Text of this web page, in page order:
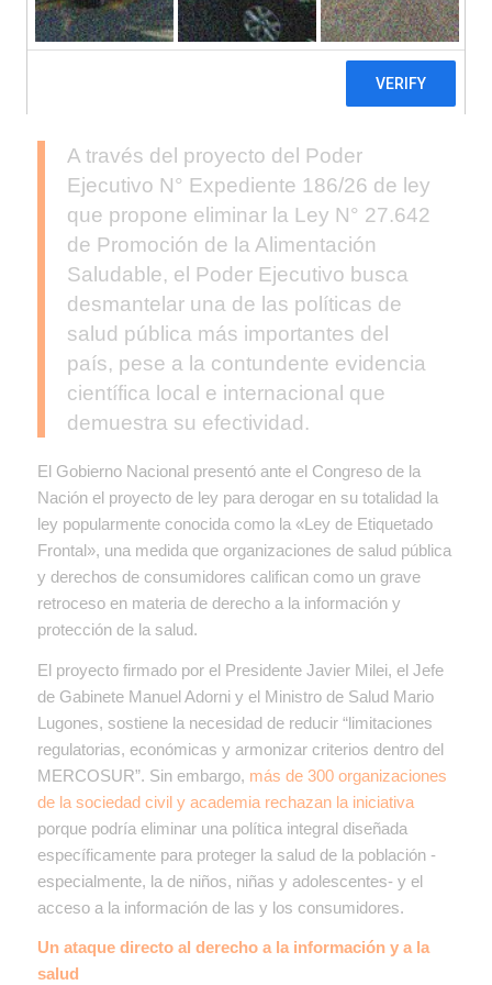
A través del proyecto del Poder
Ejecutivo N° Expediente 186/26 de ley
que propone eliminar la Ley N° 27.642
de Promoción de la Alimentación
Saludable, el Poder Ejecutivo busca
desmantelar una de las políticas de
salud pública más importantes del
país, pese a la contundente evidencia
científica local e internacional que
demuestra su efectividad.
El Gobierno Nacional presentó ante el Congreso de la
Nación el proyecto de ley para derogar en su totalidad la
ley popularmente conocida como la «Ley de Etiquetado
Frontal», una medida que organizaciones de salud pública
y derechos de consumidores califican como un grave
retroceso en materia de derecho a la información y
protección de la salud.
El proyecto firmado por el Presidente Javier Milei, el Jefe
de Gabinete Manuel Adorni y el Ministro de Salud Mario
Lugones, sostiene la necesidad de reducir “limitaciones
regulatorias, económicas y armonizar criterios dentro del
MERCOSUR”. Sin embargo, más de 300 organizaciones
de la sociedad civil y academia rechazan la iniciativa
porque podría eliminar una política integral diseñada
específicamente para proteger la salud de la población -
especialmente, la de niños, niñas y adolescentes- y el
acceso a la información de las y los consumidores.
Un ataque directo al derecho a la información y a la
salud